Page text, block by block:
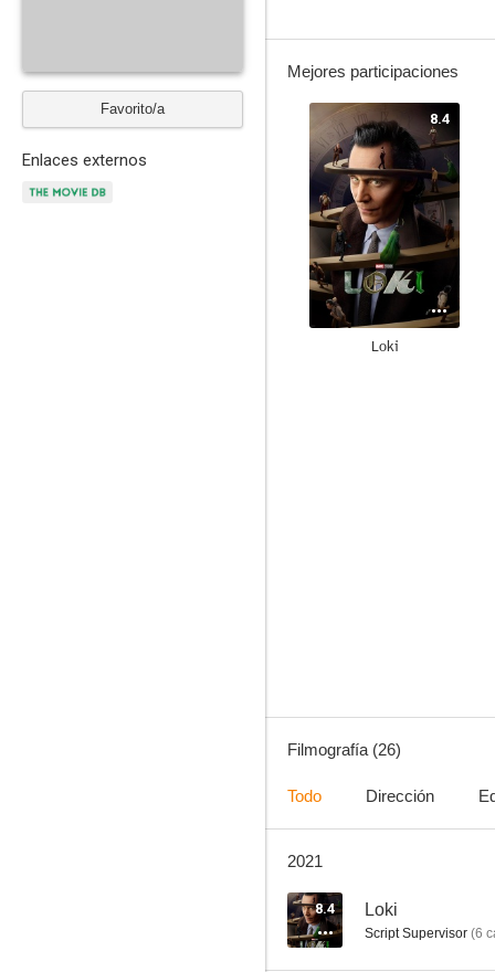
Favorito/a
Enlaces externos
Mejores participaciones
8.4
Loki
Las apariencias engañan
Filmografía (26)
Todo Dirección
2021
8.4 Loki
Script Supervisor (6